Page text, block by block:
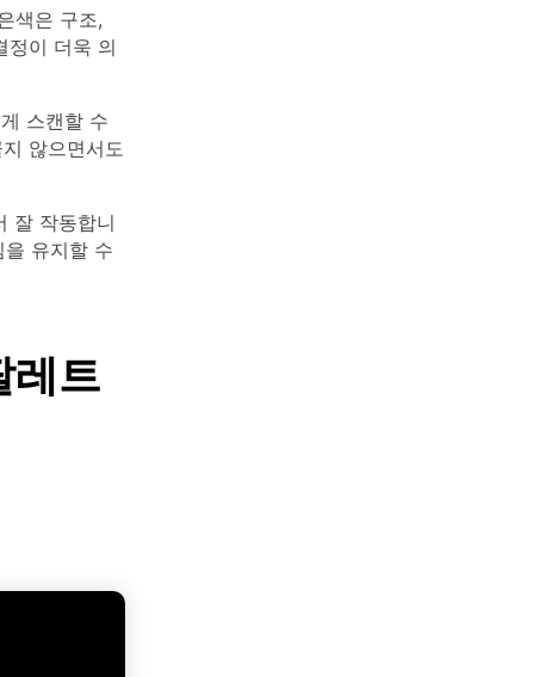
색은 구조,
정이 더욱 의
스캔할 수
않으면서도
잘 작동합니
유지할 수
레트